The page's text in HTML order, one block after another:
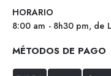
HORARIO
8:00 am - 8h30 pm, de
MÉTODOS DE PAGO